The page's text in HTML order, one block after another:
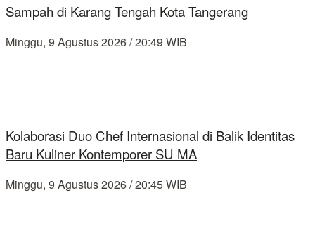
Sampah di Karang Tengah Kota Tangerang
Minggu, 9 Agustus 2026 / 20:49 WIB
Kolaborasi Duo Chef Internasional di Balik Identitas
Baru Kuliner Kontemporer SU MA
Minggu, 9 Agustus 2026 / 20:45 WIB